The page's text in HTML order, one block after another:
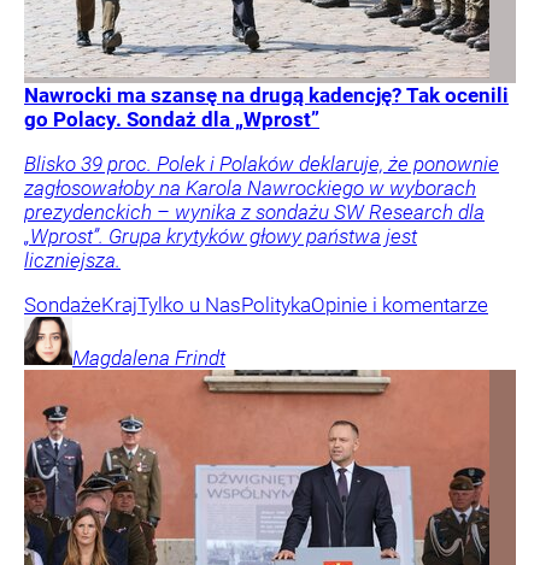
Nawrocki ma szansę na drugą kadencję? Tak ocenili
go Polacy. Sondaż dla „Wprost”
Blisko 39 proc. Polek i Polaków deklaruje, że ponownie
zagłosowałoby na Karola Nawrockiego w wyborach
prezydenckich – wynika z sondażu SW Research dla
„Wprost”. Grupa krytyków głowy państwa jest
liczniejsza.
SondażeKrajTylko u NasPolitykaOpinie i komentarze
Magdalena Frindt